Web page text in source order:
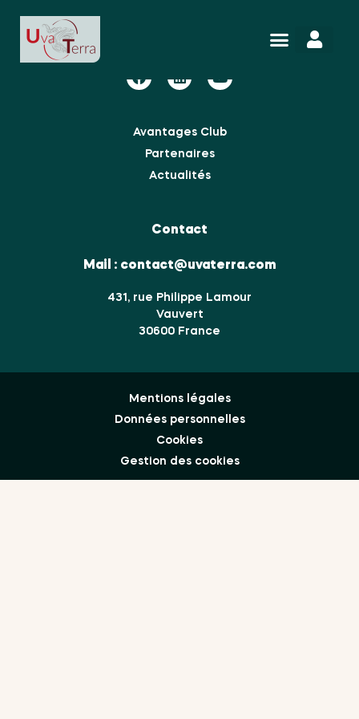
Avantages Club
Partenaires
Actualités
Contact
Mail : contact@uvaterra.com
431, rue Philippe Lamour
Vauvert
30600 France
Mentions légales
Données personnelles
Cookies
Gestion des cookies